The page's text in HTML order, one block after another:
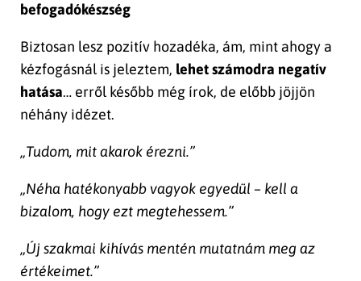
befogadókészség
Biztosan lesz pozitív hozadéka, ám, mint ahogy a
kézfogásnál is jeleztem, lehet számodra negatív
hatása… erről később még írok, de előbb jöjjön
néhány idézet.
„Tudom, mit akarok érezni.”
„Néha hatékonyabb vagyok egyedül – kell a
bizalom, hogy ezt megtehessem.”
„Új szakmai kihívás mentén mutatnám meg az
értékeimet.”